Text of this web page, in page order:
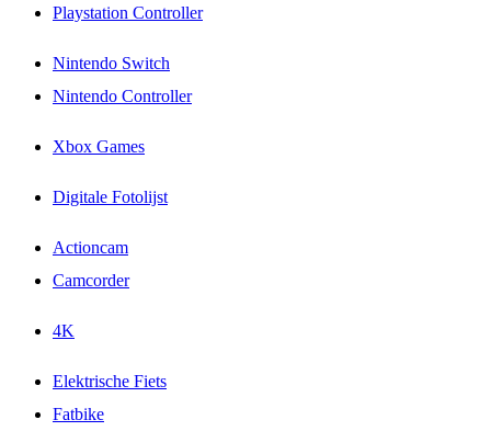
Playstation Controller
Nintendo Switch
Nintendo Controller
Xbox Games
Digitale Fotolijst
Actioncam
Camcorder
4K
Elektrische Fiets
Fatbike